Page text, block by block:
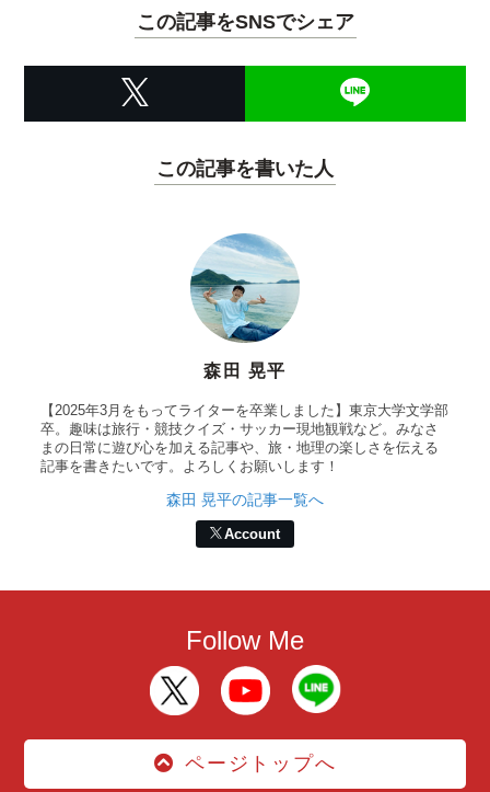
この記事をSNSでシェア
この記事を書いた人
森田 晃平
【2025年3月をもってライターを卒業しました】東京大学文学部
卒。趣味は旅行・競技クイズ・サッカー現地観戦など。みなさ
まの日常に遊び心を加える記事や、旅・地理の楽しさを伝える
記事を書きたいです。よろしくお願いします！
森田 晃平の記事一覧へ
Account
Follow Me
ページトップへ